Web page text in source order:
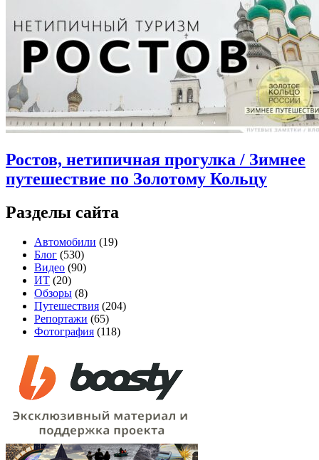
Ростов, нетипичная прогулка / Зимнее
путешествие по Золотому Кольцу
Разделы сайта
Автомобили (19)
Блог (530)
Видео (90)
ИТ (20)
Обзоры (8)
Путешествия (204)
Репортажи (65)
Фотография (118)